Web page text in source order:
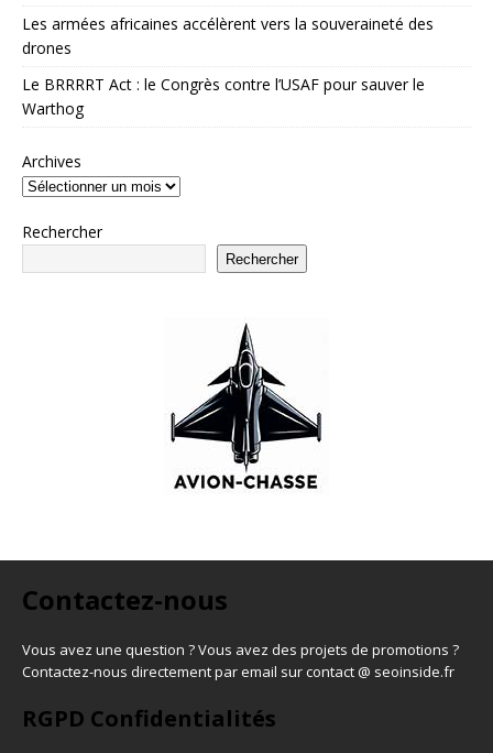
Les armées africaines accélèrent vers la souveraineté des
drones
Le BRRRRT Act : le Congrès contre l’USAF pour sauver le
Warthog
Archives
Rechercher
Rechercher
Contactez-nous
Vous avez une question ? Vous avez des projets de promotions ?
Contactez-nous directement par email sur contact @ seoinside.fr
RGPD Confidentialités